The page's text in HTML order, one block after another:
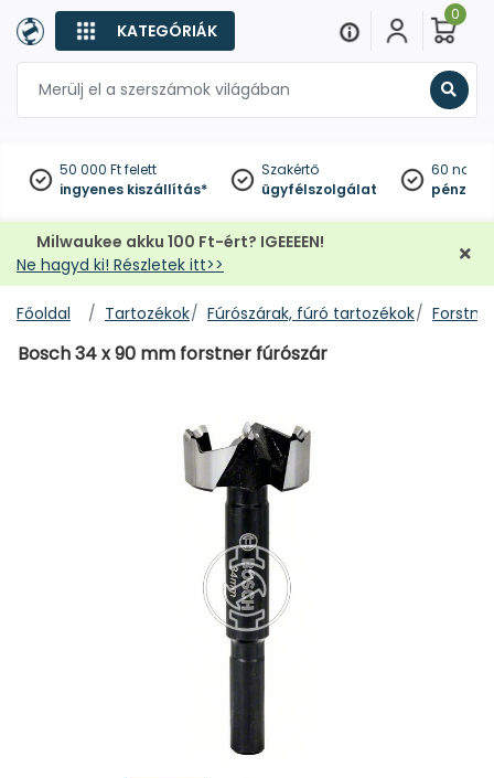
KATEGÓRIÁK
0
50 000 Ft felett
ingyenes kiszállítás*
Szakértő
ügyfélszolgálat
60
Milwaukee akku 100 Ft-ért? IGEEEEN!
Ne hagyd ki! Részletek itt>>
Főoldal Tartozékok Fúrószárak, fúró tartozékok
Bosch 34 x 90 mm forstner fúrószár